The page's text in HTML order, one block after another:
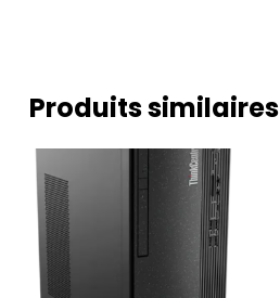
Produits similaires